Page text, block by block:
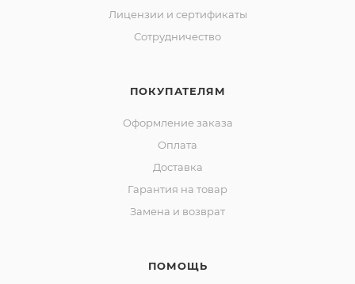
Лицензии и сертификаты
Сотрудничество
ПОКУПАТЕЛЯМ
Оформление заказа
Оплата
Доставка
Гарантия на товар
Замена и возврат
ПОМОЩЬ